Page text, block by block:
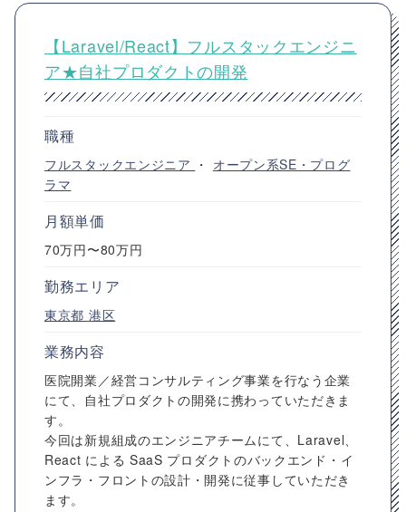
【Laravel/React】フルスタックエンジニ
ア★自社プロダクトの開発
職種
フルスタックエンジニア ・ オープン系SE・プログ
ラマ
月額単価
70万円〜80万円
勤務エリア
東京都 港区
業務内容
医院開業／経営コンサルティング事業を行なう企業
にて、自社プロダクトの開発に携わっていただきま
す。
今回は新規組成のエンジニアチームにて、Laravel、
React による SaaS プロダクトのバックエンド・イ
ンフラ・フロントの設計・開発に従事していただき
ます。